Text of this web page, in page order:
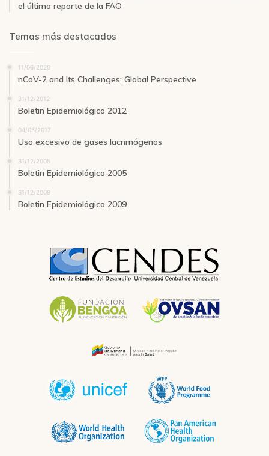
el último reporte de la FAO
Temas más destacados
11/06/2020
nCoV-2 and Its Challenges: Global Perspective
31/12/2012
Boletin Epidemiológico 2012
04/05/2017
Uso excesivo de gases lacrimógenos
31/12/2005
Boletin Epidemiológico 2005
31/12/2009
Boletin Epidemiológico 2009